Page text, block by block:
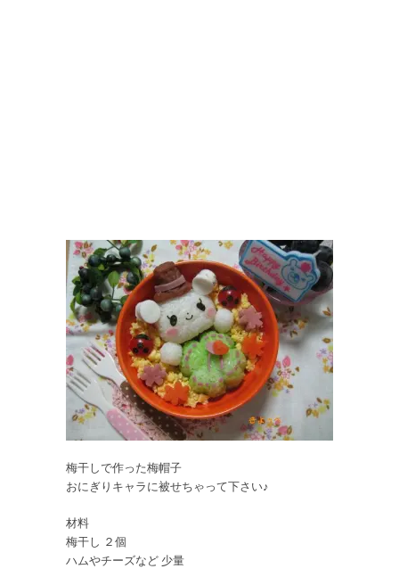
梅干しで作った梅帽子
おにぎりキャラに被せちゃって下さい♪
材料
梅干し ２個
ハムやチーズなど 少量